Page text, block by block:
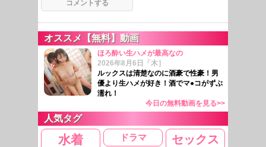
オススメ【無料】動画
ほろ酔い生ハメが最高なの
2026年8月6日「木］
ルックスは清楚なのに酒豪で性豪！男
優より生ハメが好き！酒でマ●コがずぶ
濡れ！
今日の無料動画を見る>>
人気タグ
水着 ドラマ セックス